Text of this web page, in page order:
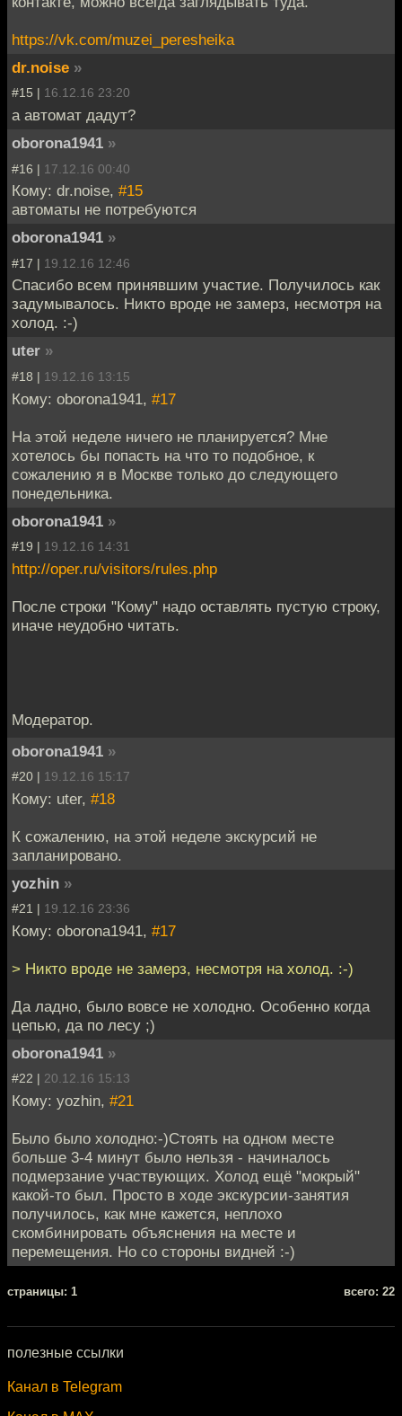
https://vk.com/muzei_peresheika
dr.noise »
#15 | 16.12.16 23:20
а автомат дадут?
oborona1941 »
#16 | 17.12.16 00:40
Кому: dr.noise, #15
автоматы не потребуются
oborona1941 »
#17 | 19.12.16 12:46
Спасибо всем принявшим участие. Получилось как
задумывалось. Никто вроде не замерз, несмотря на
холод. :-)
uter »
#18 | 19.12.16 13:15
Кому: oborona1941, #17
На этой неделе ничего не планируется? Мне
хотелось бы попасть на что то подобное, к
сожалению я в Москве только до следующего
понедельника.
oborona1941 »
#19 | 19.12.16 14:31
http://oper.ru/visitors/rules.php
После строки "Кому" надо оставлять пустую строку,
иначе неудобно читать.
Модератор.
oborona1941 »
#20 | 19.12.16 15:17
Кому: uter, #18
К сожалению, на этой неделе экскурсий не
запланировано.
yozhin »
#21 | 19.12.16 23:36
Кому: oborona1941, #17
> Никто вроде не замерз, несмотря на холод. :-)
Да ладно, было вовсе не холодно. Особенно когда
цепью, да по лесу ;)
oborona1941 »
#22 | 20.12.16 15:13
Кому: yozhin, #21
Было было холодно:-)Стоять на одном месте
больше 3-4 минут было нельзя - начиналось
подмерзание участвующих. Холод ещё "мокрый"
какой-то был. Просто в ходе экскурсии-занятия
получилось, как мне кажется, неплохо
скомбинировать объяснения на месте и
перемещения. Но со стороны видней :-)
cтраницы: 1 всего: 22
полезные ссылки
Канал в Telegram